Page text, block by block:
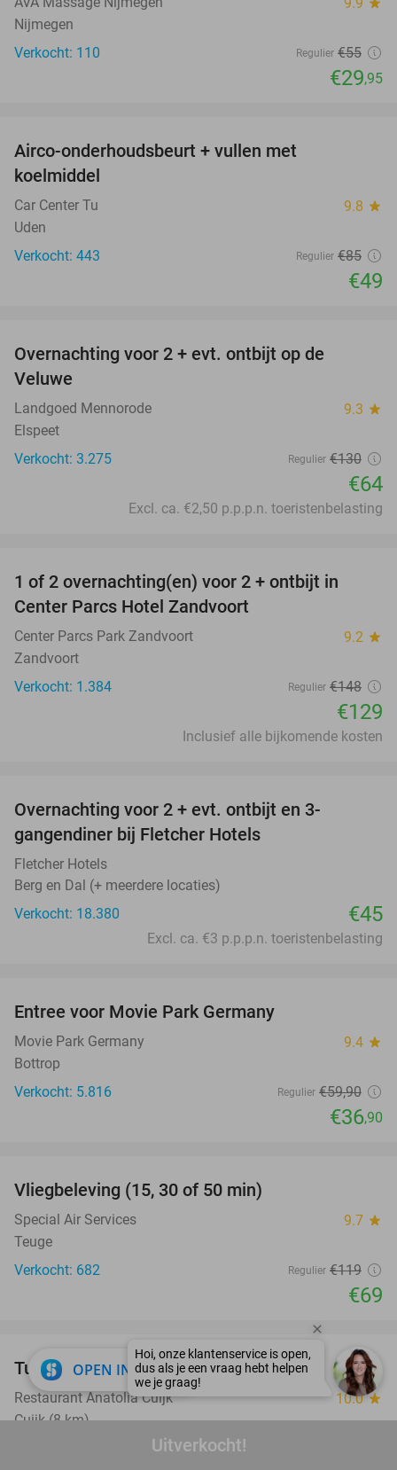
Uitverkocht!
9.9
Nijmegen
Verkocht: 110
Regulier €55
€29,95
Airco-onderhoudsbeurt + vullen met
koelmiddel
Car Center Tu 9.8 star
Uden
Verkocht: 443
Regulier €85
€49
Overnachting voor 2 + evt. ontbijt op de
Veluwe
Landgoed Mennorode 9.3 star
Elspeet
Verkocht: 3.275
Regulier €130
€64
Excl. ca. €2,50 p.p.p.n. toeristenbelasting
1 of 2 overnachting(en) voor 2 + ontbijt in
Center Parcs Hotel Zandvoort
Center Parcs Park Zandvoort 9.2 star
Zandvoort
Verkocht: 1.384
Regulier €148
€129
Inclusief alle bijkomende kosten
Overnachting voor 2 + evt. ontbijt en 3-
gangendiner bij Fletcher Hotels
Fletcher Hotels
Berg en Dal (+ meerdere locaties)
Verkocht: 18.380
€45
Excl. ca. €3 p.p.p.n. toeristenbelasting
Entree voor Movie Park Germany
Movie Park Germany 9.4 star
Bottrop
Verkocht: 5.816
Regulier €59,90
€36,90
Vliegbeleving (15, 30 of 50 min)
Special Air Services 9.7 star
Teuge
Verkocht: 682
Regulier €119
€69
44%
Turks 3-gangendiner à la carte
Restaurant Anatolia Cuijk 10.0star
Cuijk (8 km)
OPEN IN APP close